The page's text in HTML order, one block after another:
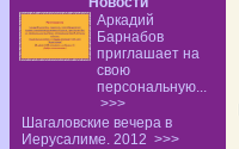
Аркадий
Барнабов
приглашает на
свою
персональную...
>>>
Шагаловские вечера в
Иерусалиме. 2012 >>>